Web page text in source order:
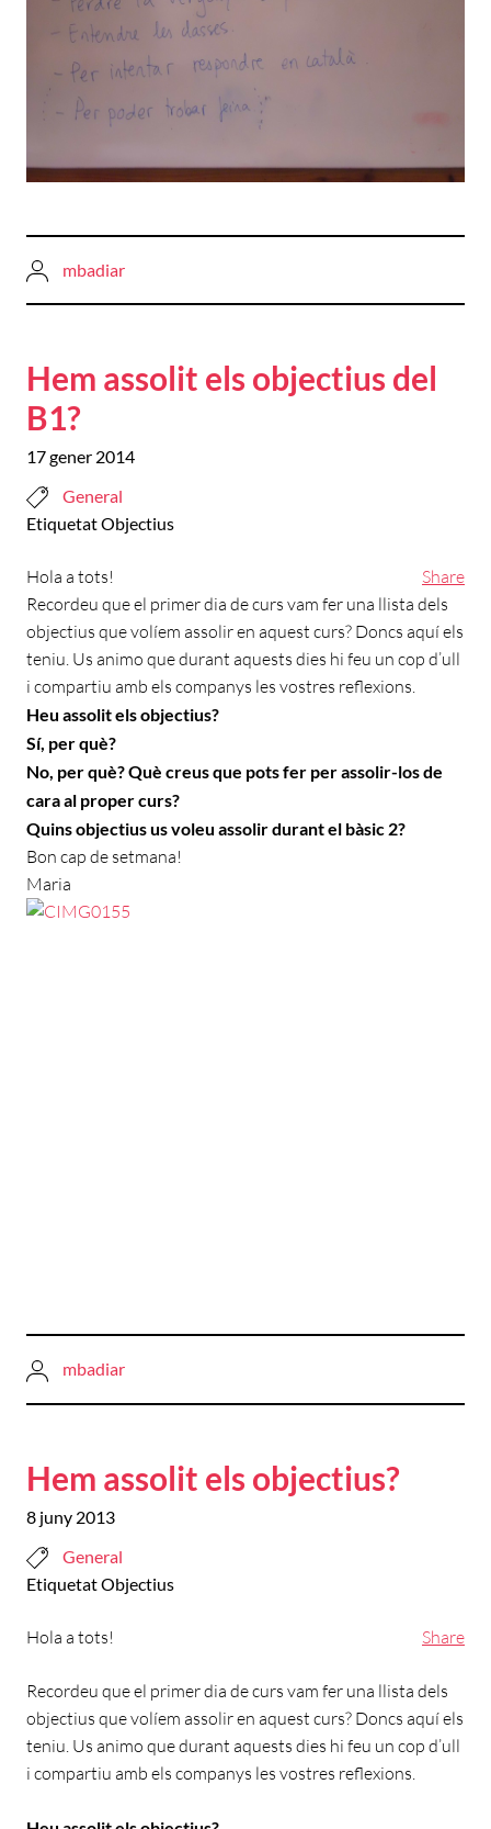
mbadiar
Hem assolit els objectius del
B1?
17 gener 2014
General
EtiquetatObjectius
Share
Hola a tots!
Recordeu que el primer dia de curs vam fer una llista dels
objectius que volíem assolir en aquest curs? Doncs aquí els
teniu. Us animo que durant aquests dies hi feu un cop d’ull
i compartiu amb els companys les vostres reflexions.
Heu assolit els objectius?
Sí, per què?
No, per què? Què creus que pots fer per assolir-los de
cara al proper curs?
Quins objectius us voleu assolir durant el bàsic 2?
Bon cap de setmana!
Maria
mbadiar
Hem assolit els objectius?
8 juny 2013
General
EtiquetatObjectius
Share
Hola a tots!
Recordeu que el primer dia de curs vam fer una llista dels
objectius que volíem assolir en aquest curs? Doncs aquí els
teniu. Us animo que durant aquests dies hi feu un cop d’ull
i compartiu amb els companys les vostres reflexions.